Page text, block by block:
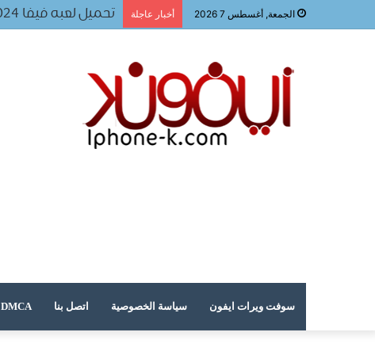
الجمعة, أغسطس 7 2026 أخبار عاجلة تحميل لعبه فيفا ٢٠٢٤ للجوال
سوفت ويرات ايفون سياسة الخصوصية اتصل بنا DMCA – حقوق الملكية الفكرية